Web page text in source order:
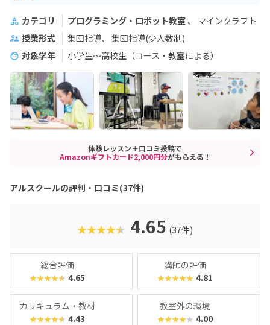
カテゴリ プログラミング・ロボット教室
マインクラフト
授業形式
集団指導
集団指導(少人数制)
対象学年
小学生～高校生（コース・教室による）
体験レッスン＋口コミ投稿で
Amazonギフトカード2,000円分がもらえる！
アルスクールの評判・口コミ(37件)
★★★★★ 4.65 (37件)
総合評価
★★★★★ 4.65
講師の評価
★★★★★ 4.81
カリキュラム・教材
★★★★★ 4.43
教室外の環境
★★★★★ 4.00